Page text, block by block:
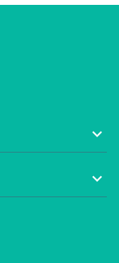

